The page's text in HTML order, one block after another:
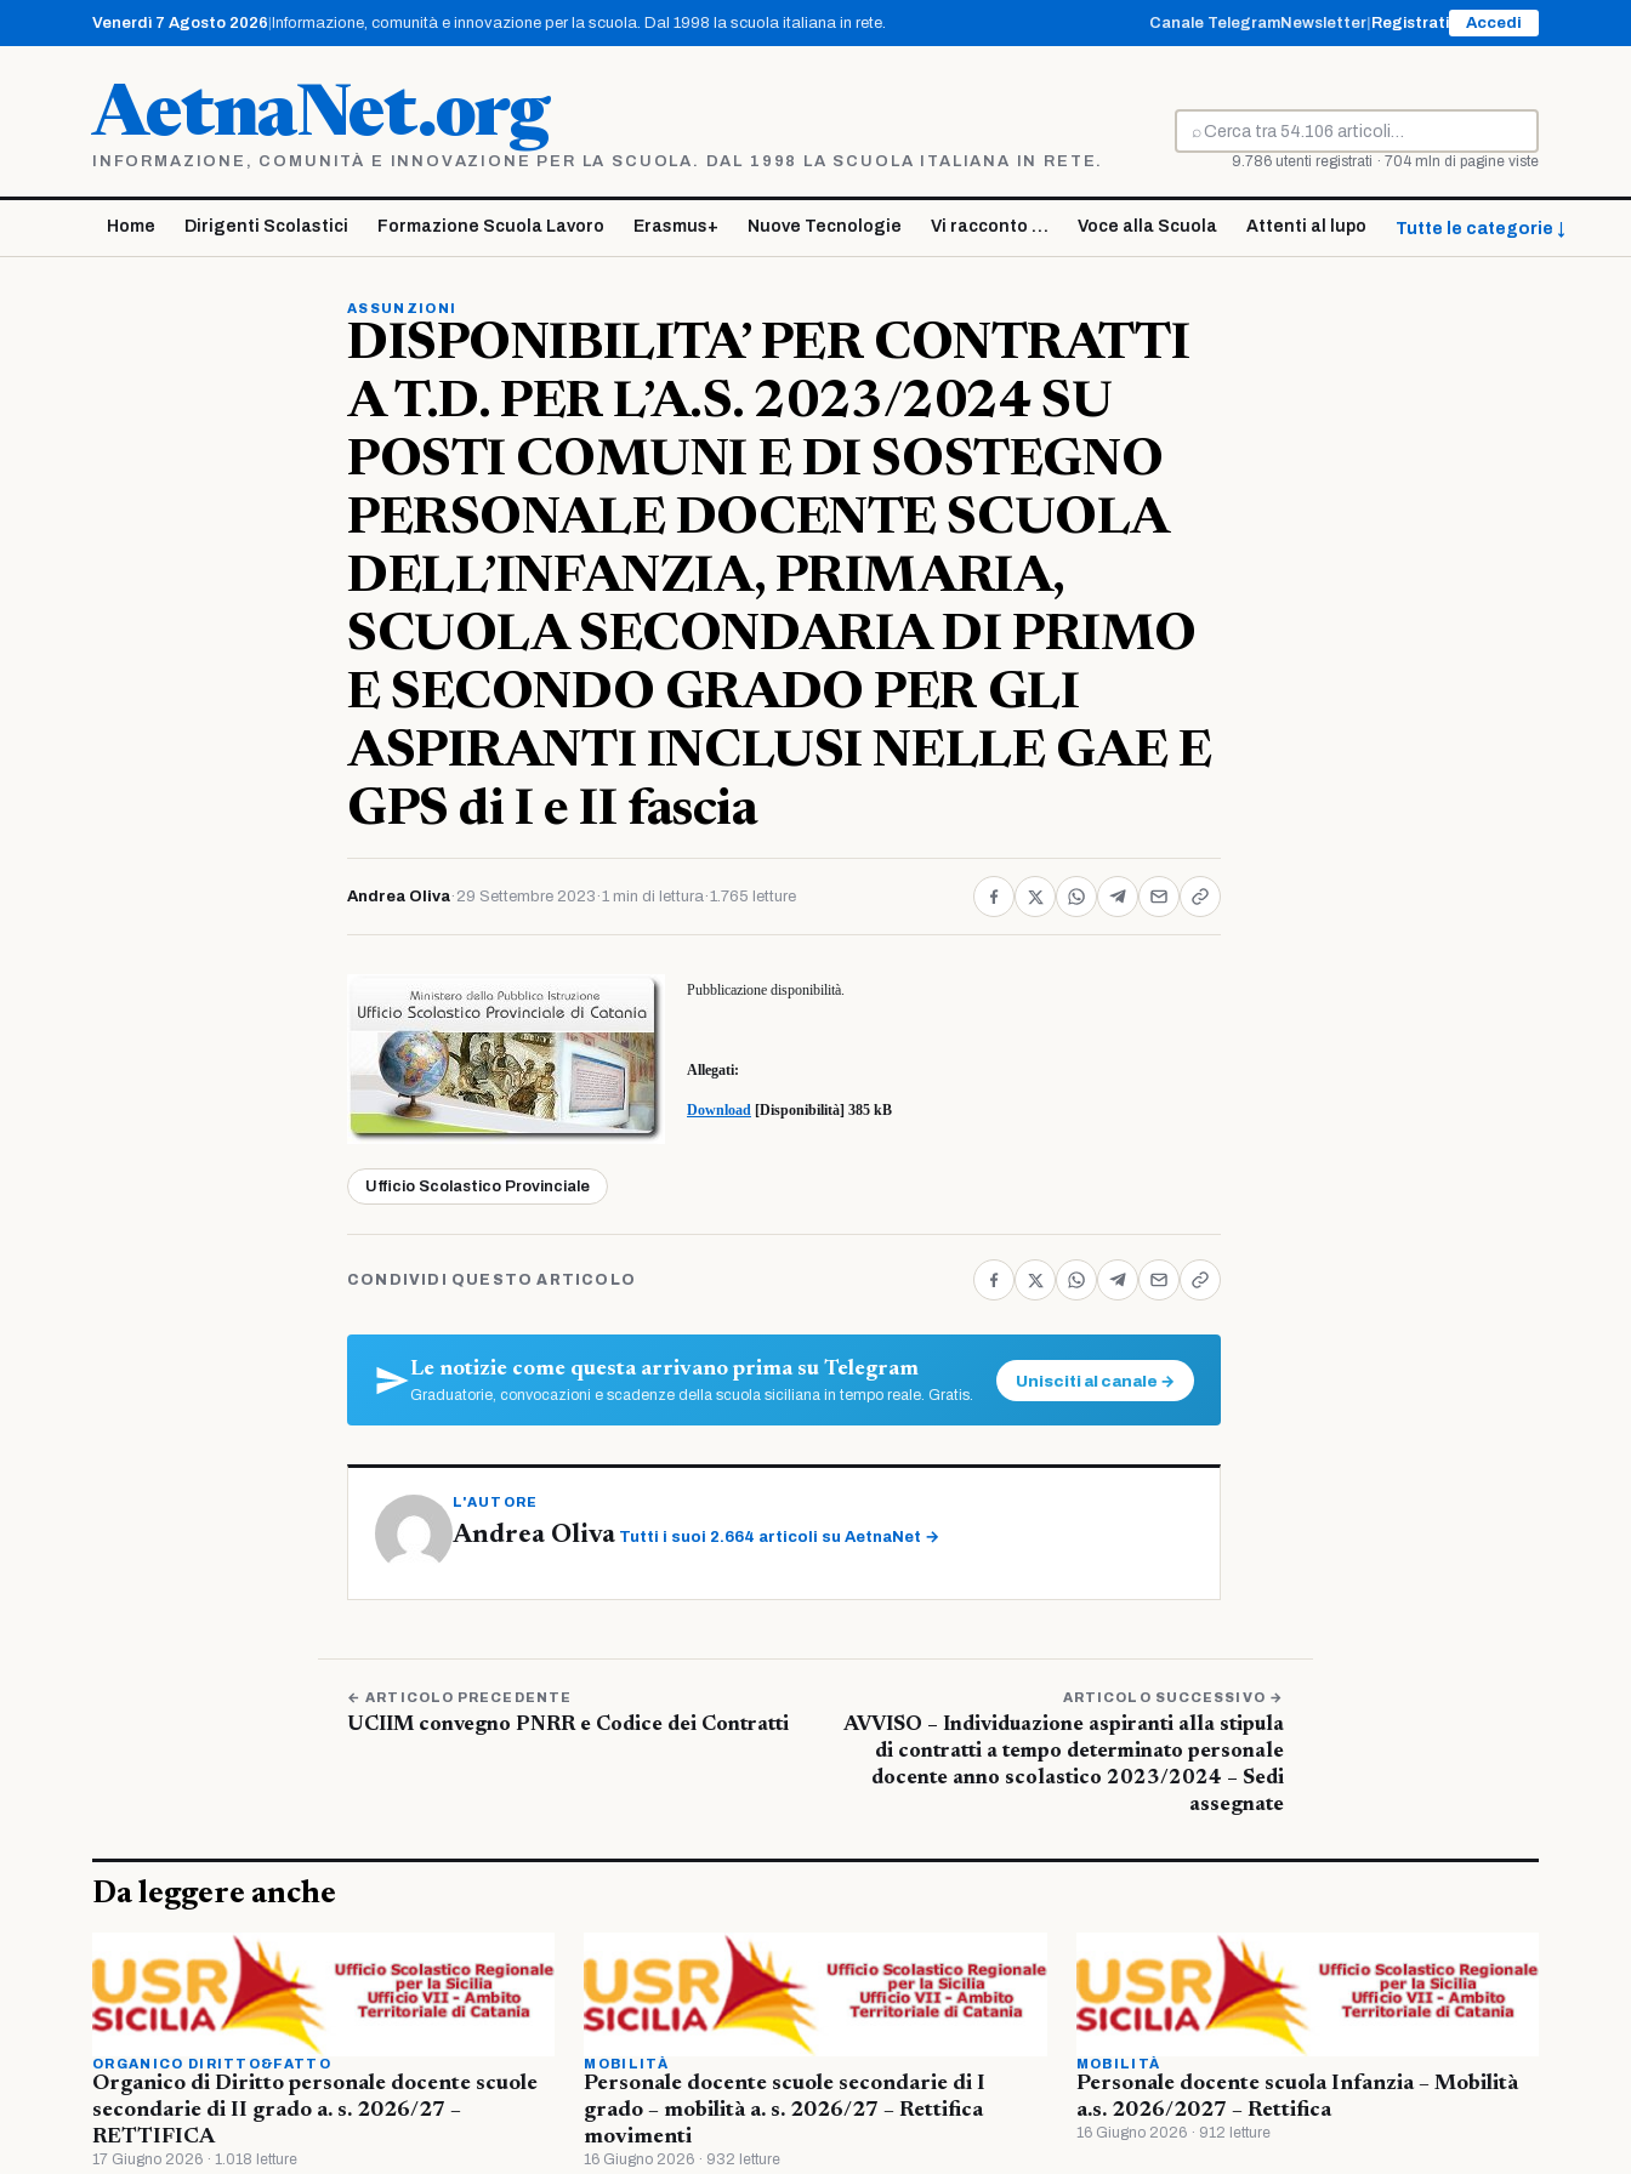
contenuto
Venerdì 7 Agosto 2026 Informazione, comunità e innovazione per la scuola. Dal 1998 la scuola italiana in rete. Canale TelegramNewsletter Registrati Accedi
AetnaNet.org
INFORMAZIONE, COMUNITÀ E INNOVAZIONE PER LA SCUOLA. DAL 1998 LA SCUOLA ITALIANA IN RETE.
⌕
Cerca
9.786 utenti registrati · 704 mln di pagine viste
Home Dirigenti Scolastici Formazione Scuola Lavoro Erasmus+ Nuove Tecnologie Vi racconto … Voce alla Scuola Attenti al lupo Tutte le categorie ↓
ASSUNZIONI
DISPONIBILITA’ PER CONTRATTI
A T.D. PER L’A.S. 2023/2024 SU
POSTI COMUNI E DI SOSTEGNO
PERSONALE DOCENTE SCUOLA
DELL’INFANZIA, PRIMARIA,
SCUOLA SECONDARIA DI PRIMO
E SECONDO GRADO PER GLI
ASPIRANTI INCLUSI NELLE GAE E
GPS di I e II fascia
Andrea Oliva· 29 Settembre 2023 ·1 min di lettura·1.765 letture
Pubblicazione disponibilità.
Allegati:
Download [Disponibilità] 385 kB
Ufficio Scolastico Provinciale
CONDIVIDI QUESTO ARTICOLO
Le notizie come questa arrivano prima su Telegram
Graduatorie, convocazioni e scadenze della scuola siciliana in tempo reale. Gratis.
Unisciti al canale →
L'AUTORE
Andrea Oliva Tutti i suoi 2.664 articoli su AetnaNet →
← ARTICOLO PRECEDENTE
UCIIM convegno PNRR e Codice dei Contratti
ARTICOLO SUCCESSIVO →
AVVISO – Individuazione aspiranti alla stipula
di contratti a tempo determinato personale
docente anno scolastico 2023/2024 – Sedi
assegnate
Da leggere anche
ORGANICO DIRITTO&FATTO
Organico di Diritto personale docente scuole
secondarie di II grado a. s. 2026/27 –
RETTIFICA
17 Giugno 2026 · 1.018 letture
MOBILITÀ
Personale docente scuole secondarie di I
grado – mobilità a. s. 2026/27 – Rettifica
movimenti
16 Giugno 2026 · 932 letture
MOBILITÀ
Personale docente scuola Infanzia – Mobilità
a.s. 2026/2027 – Rettifica
16 Giugno 2026 · 912 letture